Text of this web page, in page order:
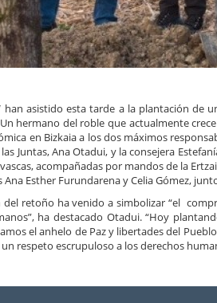
han asistido esta tarde a la plantación
hermano del roble que actualmente
en Bizkaia a los dos máximos
Juntas, Ana Otadui, y la consejera
acompañadas por mandos de la
Esther Furundarena y Celia Gómez,
retoño ha venido a simbolizar “el
ha destacado Otadui. “Hoy
el anhelo de Paz y libertades del
respeto escrupuloso a los derechos